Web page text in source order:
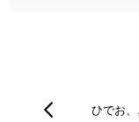
ひでお、…